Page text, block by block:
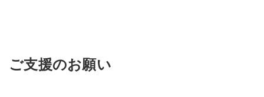
ご支援のお願い